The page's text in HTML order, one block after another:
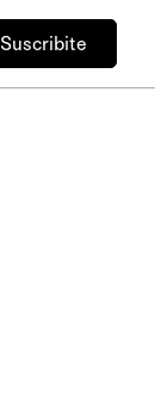
Suscribite